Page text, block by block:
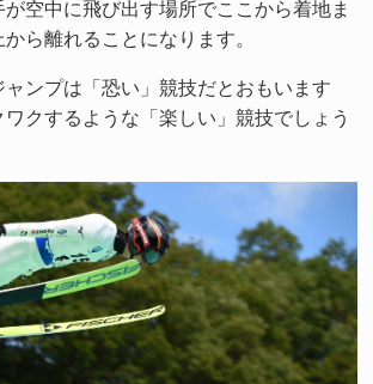
空中に飛び出す場所でここから着地ま
ら離れることになります。
ンプは「恐い」競技だとおもいます
クするような「楽しい」競技でしょう